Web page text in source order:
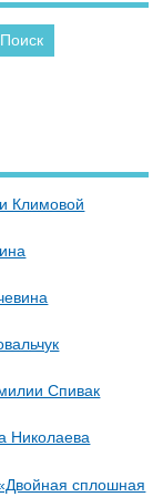
Климовой
Спивак
Николаева
сплошная